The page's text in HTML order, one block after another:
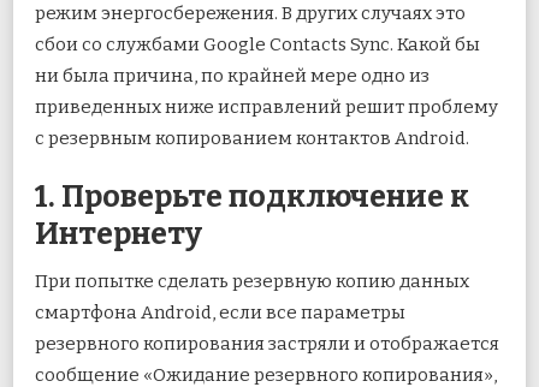
режим энергосбережения. В других случаях это
сбои со службами Google Contacts Sync. Какой бы
ни была причина, по крайней мере одно из
приведенных ниже исправлений решит проблему
с резервным копированием контактов Android.
1. Проверьте подключение к
Интернету
При попытке сделать резервную копию данных
смартфона Android, если все параметры
резервного копирования застряли и отображается
сообщение «Ожидание резервного копирования»,